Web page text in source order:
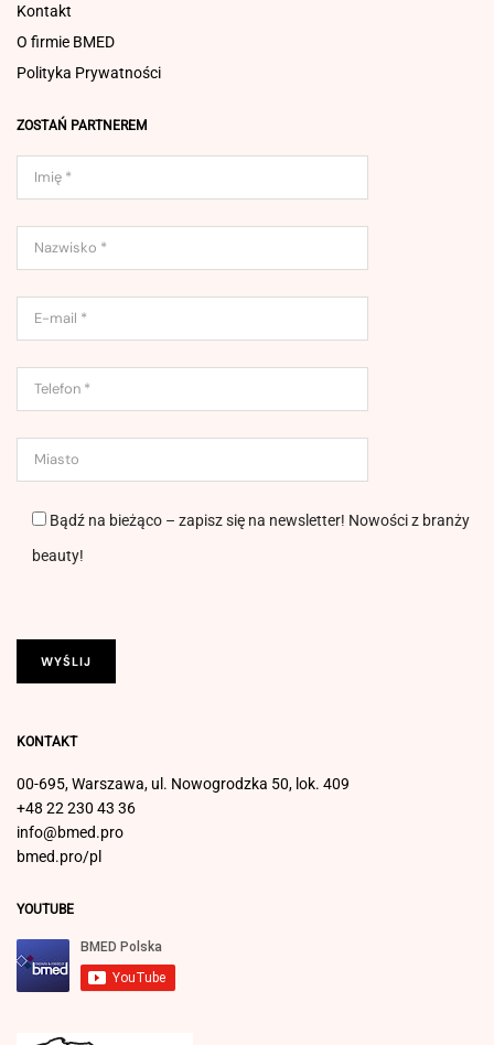
Kontakt
O firmie BMED
Polityka Prywatności
ZOSTAŃ PARTNEREM
Bądź na bieżąco – zapisz się na newsletter! Nowości z branży
beauty!
KONTAKT
00-695, Warszawa, ul. Nowogrodzka 50, lok. 409
+48 22 230 43 36
info@bmed.pro
bmed.pro/pl
YOUTUBE